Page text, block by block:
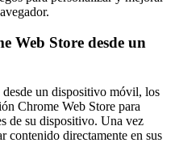
Web Store desde un
desde un dispositivo móvil, los
Chrome Web Store para
de su dispositivo. Una vez
contenido directamente en sus